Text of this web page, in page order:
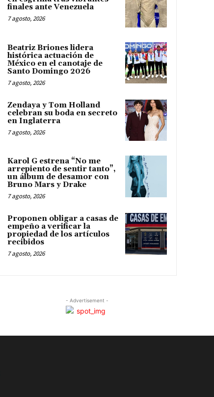
finales ante Venezuela
7 agosto, 2026
Beatriz Briones lidera
histórica actuación de
México en el canotaje de
Santo Domingo 2026
7 agosto, 2026
Zendaya y Tom Holland
celebran su boda en secreto
en Inglaterra
7 agosto, 2026
Karol G estrena “No me
arrepiento de sentir tanto”,
un álbum de desamor con
Bruno Mars y Drake
7 agosto, 2026
Proponen obligar a casas de
empeño a verificar la
propiedad de los artículos
recibidos
7 agosto, 2026
- Advertisement -